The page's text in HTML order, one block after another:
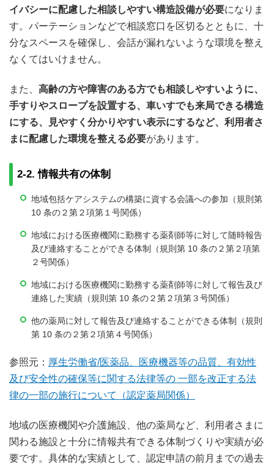
イバシーに配慮した相談しやすい構造設備が必要になりま
す。パーテーションなどで相談窓口を区切るとともに、十
分なスペースを確保し、会話が漏れないような環境を整え
なくてはいけません。
また、 高齢の方や障害のある方でも相談しやすいように、
手すりやスロープを設置する、車いすでも来局できる構造
にする、見やすく分かりやすい表示にするなど、利用者さ
まに配慮した環境を整える必要があります。
2-2. 情報共有の体制
地域包括ケアシステムの構築に資する会議への参加（規則第
10 条の２第２項第１号関係）
地域における医療機関に勤務する薬剤師等に対して随時報告
及び連絡することができる体制（規則第 10 条の２第２項第
２号関係）
地域における医療機関に勤務する薬剤師等に対して報告及び
連絡した実績（規則第 10 条の２第２項第３号関係）
他の薬局に対して報告及び連絡することができる体制（規則
第 10 条の２第２項第４号関係）
参照元： 厚生労働省/医薬品、医療機器等の品質、有効性
及び安全性の確保等に関する法律等の 一部を改正する法
律の一部の施行について（認定薬局関係）
地域の医療機関や介護施設、他の薬局など、利用者さまに
関わる施設と十分に情報共有できる体制づくりや実績が必
要です。具体的な実績として、認定申請の前月までの過去